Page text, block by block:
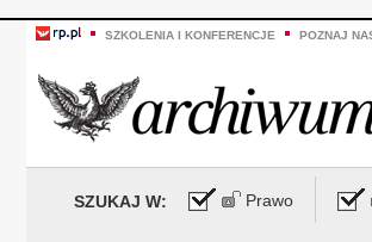
SZKOLENIA I KONFERENCJE POZNAJ
SZUKAJ W: Prawo